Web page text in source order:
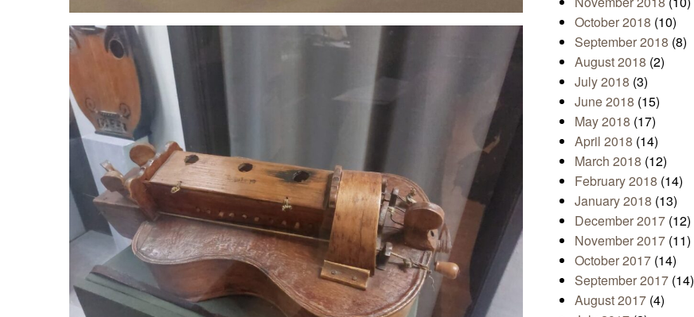
October 2018 (10)
September 2018 (8)
August 2018 (2)
July 2018 (3)
June 2018 (15)
May 2018 (17)
April 2018 (14)
March 2018 (12)
February 2018 (14)
January 2018 (13)
December 2017 (12)
November 2017 (11)
October 2017 (14)
September 2017 (14)
August 2017 (4)